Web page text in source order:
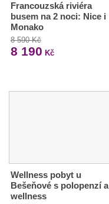
Francouzská riviéra
busem na 2 noci: Nice i
Monako
8 590 Kč
8 190 Kč
Wellness pobyt u
Bešeňové s polopenzí a
wellness